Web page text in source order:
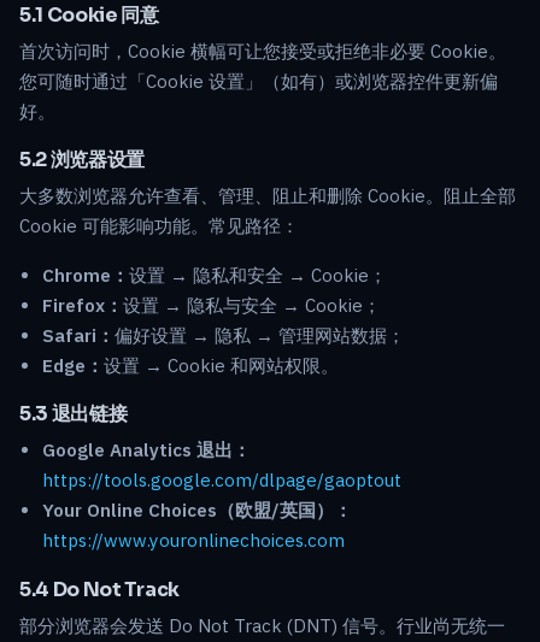
5.1 Cookie 同意
首次访问时，Cookie 横幅可让您接受或拒绝非必要 Cookie。
您可随时通过「Cookie 设置」（如有）或浏览器控件更新偏
好。
5.2 浏览器设置
大多数浏览器允许查看、管理、阻止和删除 Cookie。阻止全部
Cookie 可能影响功能。常见路径：
Chrome：设置 → 隐私和安全 → Cookie；
Firefox：设置 → 隐私与安全 → Cookie；
Safari：偏好设置 → 隐私 → 管理网站数据；
Edge：设置 → Cookie 和网站权限。
5.3 退出链接
Google Analytics 退出：
https://tools.google.com/dlpage/gaoptout
Your Online Choices（欧盟/英国）：
https://www.youronlinechoices.com
5.4 Do Not Track
部分浏览器会发送 Do Not Track (DNT) 信号。行业尚无统一